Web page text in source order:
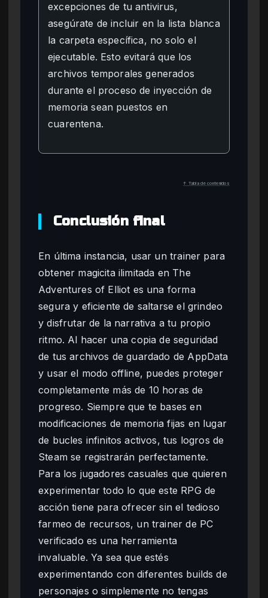
excepciones de tu antivirus,
asegúrate de incluir en la lista blanca
la carpeta específica, no solo el
ejecutable. Esto evitará que los
archivos temporales generados
durante el proceso de inyección de
memoria sean puestos en
cuarentena.
↑ Tabla de contenidos
Conclusión final
En última instancia, usar un trainer para
obtener magicita ilimitada en The
Adventures of Elliot es una forma
segura y eficiente de saltarse el grindeo
y disfrutar de la narrativa a tu propio
ritmo. Al hacer una copia de seguridad
de tus archivos de guardado de AppData
y usar el modo offline, puedes proteger
completamente más de 10 horas de
progreso. Siempre que te bases en
modificaciones de memoria fijas en lugar
de bucles infinitos activos, tus logros de
Steam se registrarán perfectamente.
Para los jugadores casuales que quieren
experimentar todo lo que este RPG de
acción tiene para ofrecer sin el tedioso
farmeo de recursos, un trainer de PC
verificado es una herramienta
invaluable. Ya sea que estés
experimentando con diferentes builds de
personajes o simplemente no tengas